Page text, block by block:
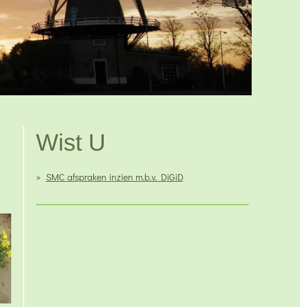
Wist U
SMC afspraken inzien m.b.v. DiGiD